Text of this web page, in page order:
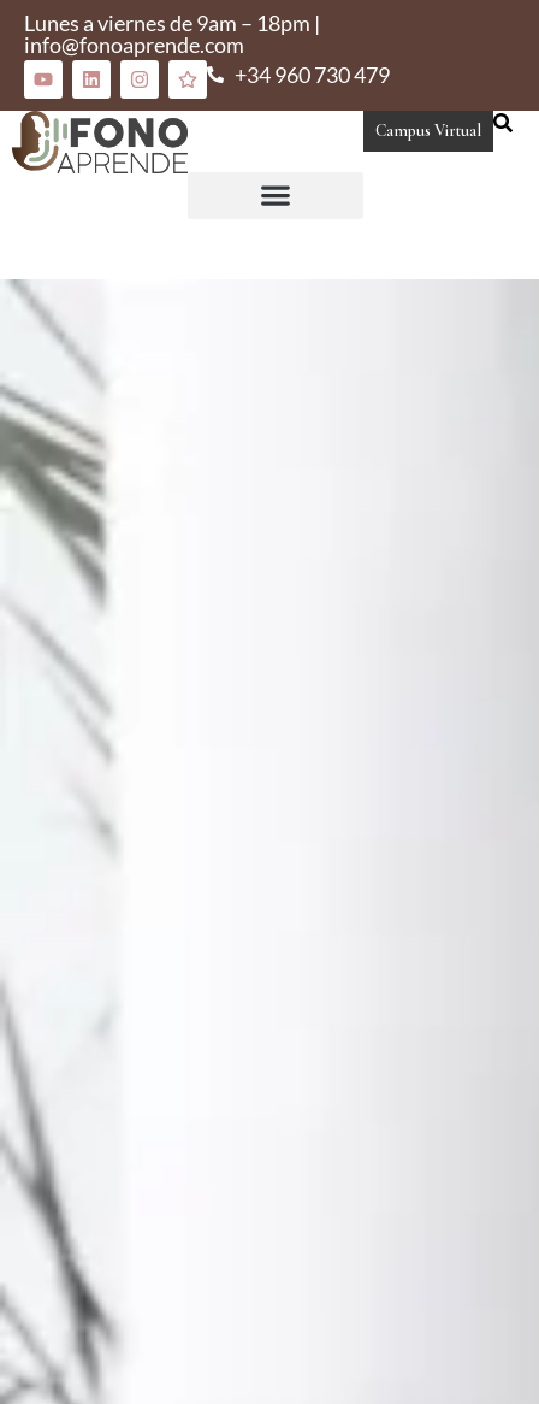
Lunes a viernes de 9am – 18pm |
info@fonoaprende.com
+34 960 730 479
Campus Virtual